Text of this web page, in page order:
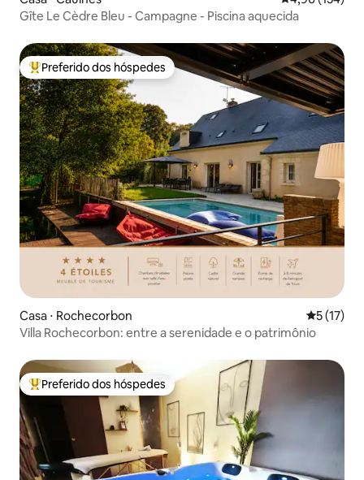
Gîte Le Cèdre Bleu - Campagne - Piscina aquecida
Entre os melhores preferidos dos hóspedes
Preferido dos hóspedes
Casa ⋅ Rochecorbon 5 de uma
5 (17)
Villa Rochecorbon: entre a serenidade e o patrimônio
Entre os melhores preferidos dos hóspedes
Preferido dos hóspedes